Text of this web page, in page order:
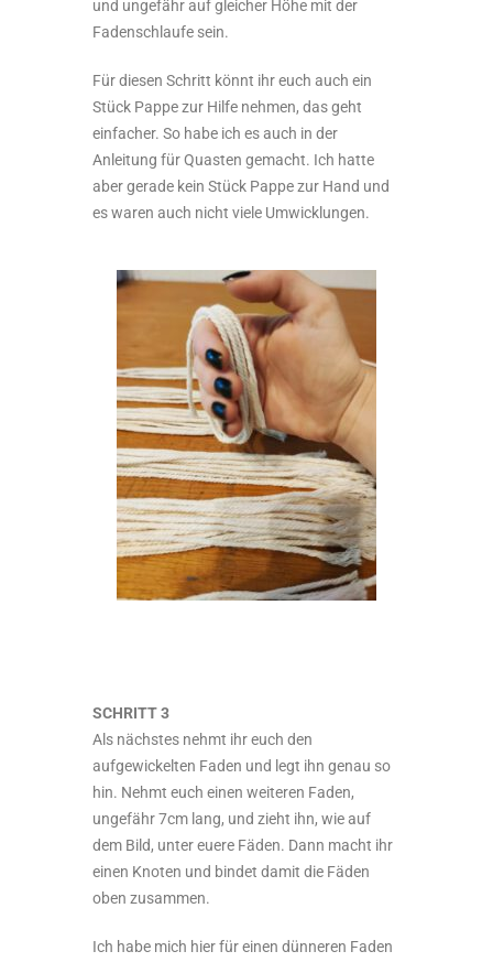
und ungefähr auf gleicher Höhe mit der
Fadenschlaufe sein.
Für diesen Schritt könnt ihr euch auch ein
Stück Pappe zur Hilfe nehmen, das geht
einfacher. So habe ich es auch in der
Anleitung für Quasten gemacht. Ich hatte
aber gerade kein Stück Pappe zur Hand und
es waren auch nicht viele Umwicklungen.
SCHRITT 3
Als nächstes nehmt ihr euch den
aufgewickelten Faden und legt ihn genau so
hin. Nehmt euch einen weiteren Faden,
ungefähr 7cm lang, und zieht ihn, wie auf
dem Bild, unter euere Fäden. Dann macht ihr
einen Knoten und bindet damit die Fäden
oben zusammen.
Ich habe mich hier für einen dünneren Faden